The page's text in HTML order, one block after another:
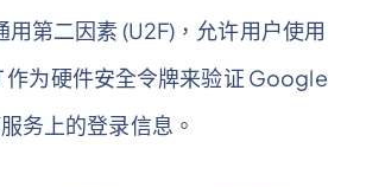
用第二因素 (U2F)，允许用户使用
作为硬件安全令牌来验证 Google
务上的登录信息。